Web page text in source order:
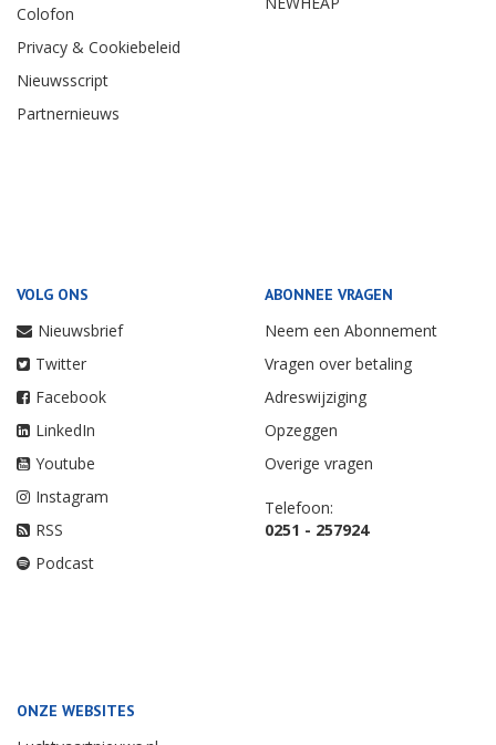
Colofon
Privacy & Cookiebeleid
Nieuwsscript
Partnernieuws
VOLG ONS
Nieuwsbrief
Twitter
Facebook
LinkedIn
Youtube
Instagram
RSS
Podcast
ABONNEE VRAGEN
Neem een Abonnement
Vragen over betaling
Adreswijziging
Opzeggen
Overige vragen
Telefoon:
0251 - 257924
ONZE WEBSITES